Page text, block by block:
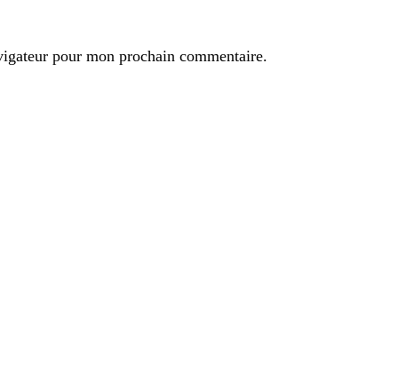
pour mon prochain commentaire.